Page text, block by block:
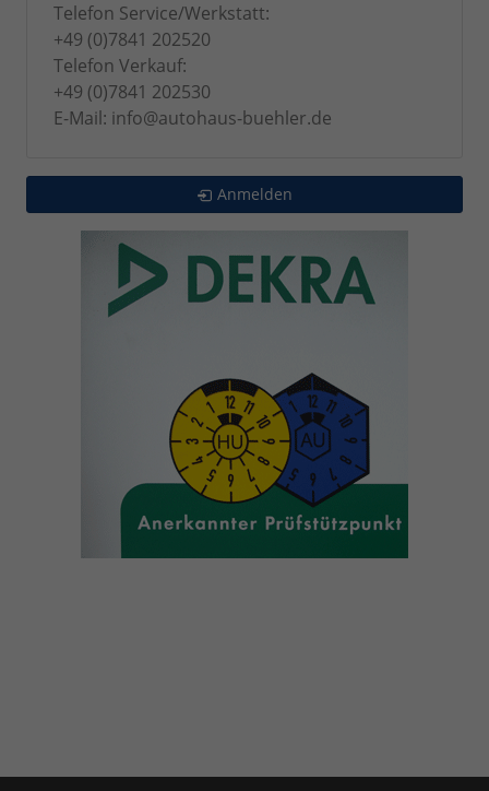
Telefon Service/Werkstatt:
+49 (0)7841 202520
Telefon Verkauf:
+49 (0)7841 202530
E-Mail: info@autohaus-buehler.de
Anmelden